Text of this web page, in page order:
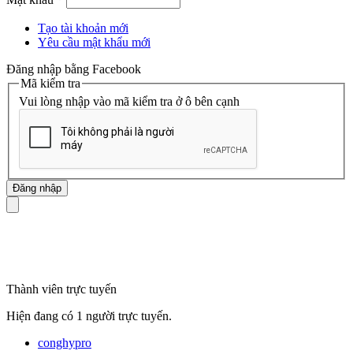
Tạo tài khoản mới
Yêu cầu mật khẩu mới
Đăng nhập bằng Facebook
Mã kiểm tra
Vui lòng nhập vào mã kiểm tra ở ô bên cạnh
Thành viên trực tuyến
Hiện đang có 1 người trực tuyến.
conghypro